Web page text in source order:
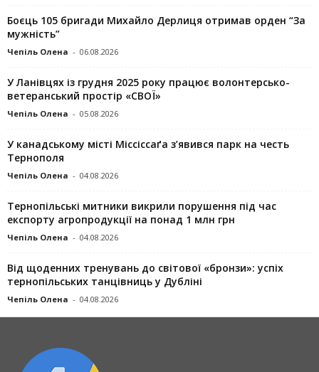
Боєць 105 бригади Михайло Дерлиця отримав орден “За
мужність”
Чепіль Олена - 06.08.2026
У Ланівцях із грудня 2025 року працює волонтерсько-
ветеранський простір «СВОЇ»
Чепіль Олена - 05.08.2026
У канадському місті Міссіссаґа з’явився парк на честь
Тернополя
Чепіль Олена - 04.08.2026
Тернопільські митники викрили порушення під час
експорту агропродукції на понад 1 млн грн
Чепіль Олена - 04.08.2026
Від щоденних тренувань до світової «бронзи»: успіх
тернопільських танцівниць у Дубліні
Чепіль Олена - 04.08.2026